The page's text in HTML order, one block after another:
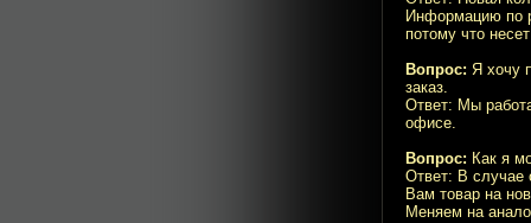
Информацию по
потому что
Вопрос: Я хочу
заказ.
Ответ: Мы
офисе.
Вопрос: Как я
Ответ: В случае
Вам товар на
Меняем на